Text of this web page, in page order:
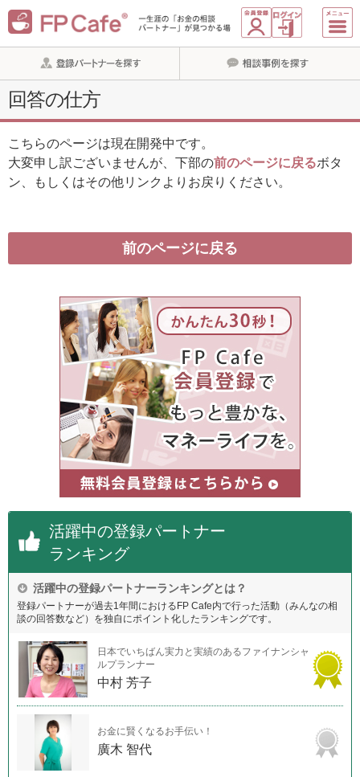
回答の仕方
こちらのページは現在開発中です。
大変申し訳ございませんが、下部の前のページに戻るボタ
ン、もしくはその他リンクよりお戻りください。
前のページに戻る
活躍中の登録パートナー
ランキング
活躍中の登録パートナーランキングとは？
登録パートナーが過去1年間におけるFP Cafe内で行った活動（みんなの相
談の回答数など）を独自にポイント化したランキングです。
日本でいちばん実力と実績のあるファイナンシャ
ルプランナー
中村 芳子
お金に賢くなるお手伝い！
廣木 智代